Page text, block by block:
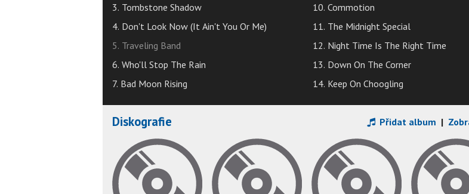
3. Tombstone Shadow
4. Don't Look Now (It Ain't You Or Me)
5. Traveling Band
6. Who'll Stop The Rain
7. Bad Moon Rising
10. Commotion
11. The Midnight Special
12. Night Time Is The Right Time
13. Down On The Corner
14. Keep On Choogling
Diskografie Přidat album |